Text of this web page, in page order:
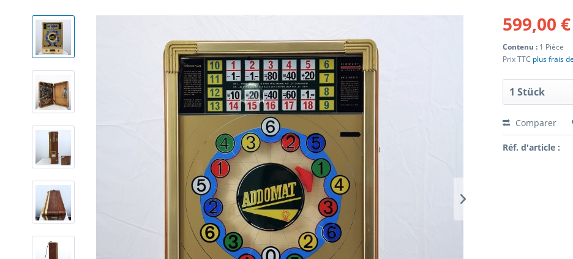
599,00
Contenu : 1 Pièce
Prix TTC plus frais
Comparer
Réf. d'article :